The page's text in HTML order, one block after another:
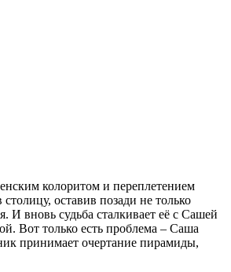
колоритом и переплетением
оставив позади не только
И вновь судьба сталкивает её с Сашей
Вот только есть проблема – Саша
принимает очертание пирамиды,